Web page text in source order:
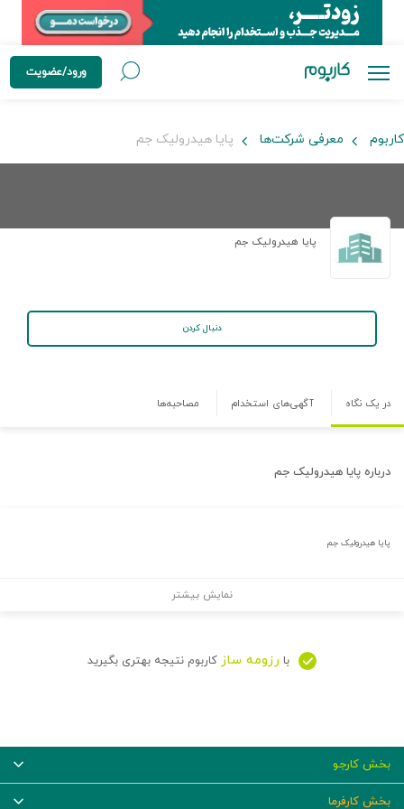
ورود/عضویت
کاربوم معرفی شرکت‌ها پایا هیدرولیک جم
پایا هیدرولیک جم
دنبال کردن
در یک نگاه آگهی‌های استخدام مصاحبه‌ها
درباره پایا هیدرولیک جم
پایا هیدرولیک جم
نمایش بیشتر
با رزومه ساز کاربوم نتیجه بهتری بگیرید
بخش کارجو
بخش کارفرما